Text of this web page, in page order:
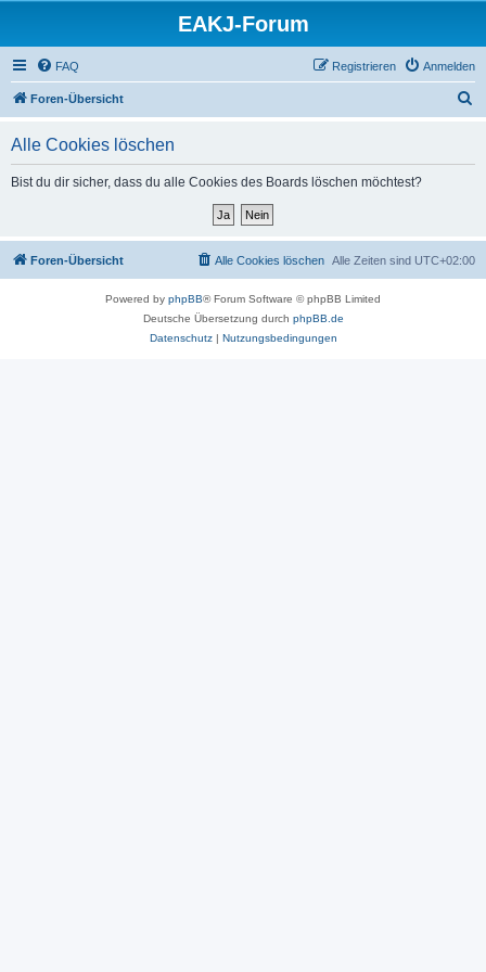
EAKJ-Forum
FAQ Anmelden
Registrieren
Foren-Übersicht
Alle Cookies löschen
Bist du dir sicher, dass du alle Cookies des Boards löschen möchtest?
Foren-Übersicht Alle Zeiten sind UTC+02:00
Alle Cookies löschen
Powered by phpBB® Forum Software © phpBB Limited
Deutsche Übersetzung durch phpBB.de
Datenschutz| Nutzungsbedingungen